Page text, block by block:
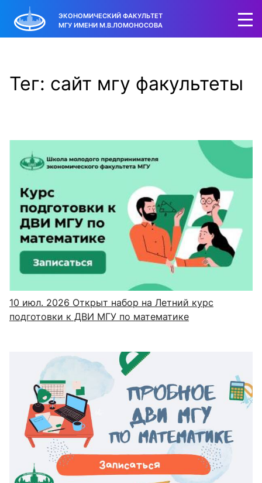
ЭКОНОМИЧЕСКИЙ ФАКУЛЬТЕТ
МГУ ИМЕНИ М.В.ЛОМОНОСОВА
Тег: сайт мгу факультеты
10 июл. 2026 Открыт набор на Летний курс
подготовки к ДВИ МГУ по математике